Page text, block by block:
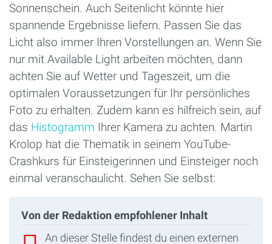
Sonnenschein. Auch Seitenlicht könnte hier
spannende Ergebnisse liefern. Passen Sie das
Licht also immer Ihren Vorstellungen an. Wenn Sie
nur mit Available Light arbeiten möchten, dann
achten Sie auf Wetter und Tageszeit, um die
optimalen Voraussetzungen für Ihr persönliches
Foto zu erhalten. Zudem kann es hilfreich sein, auf
das Histogramm Ihrer Kamera zu achten. Martin
Krolop hat die Thematik in seinem YouTube-
Crashkurs für Einsteigerinnen und Einsteiger noch
einmal veranschaulicht. Sehen Sie selbst:
Von der Redaktion empfohlener Inhalt
An dieser Stelle findest du einen externen